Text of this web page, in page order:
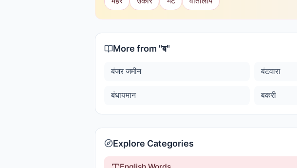
More from "ब"
बंजर जमीन बंटवारा
बंधायमान बकरी
Explore Categories